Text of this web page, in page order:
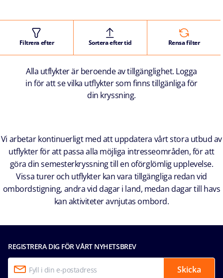
Filtrera efter Sortera efter tid Rensa filter
Alla utflykter är beroende av tillgänglighet. Logga
in för att se vilka utflykter som finns tillgänliga för
din kryssning.
Vi arbetar kontinuerligt med att uppdatera vårt stora utbud av
utflykter för att passa alla möjliga intresseområden, för att
göra din semesterkryssning till en oförglömlig upplevelse.
Vissa turer och utflykter kan vara tillgängliga redan vid
ombordstigning, andra vid dagar i land, medan dagar till havs
kan aktiviteter avnjutas ombord.
REGISTRERA DIG FÖR VÅRT NYHETSBREV
Skicka